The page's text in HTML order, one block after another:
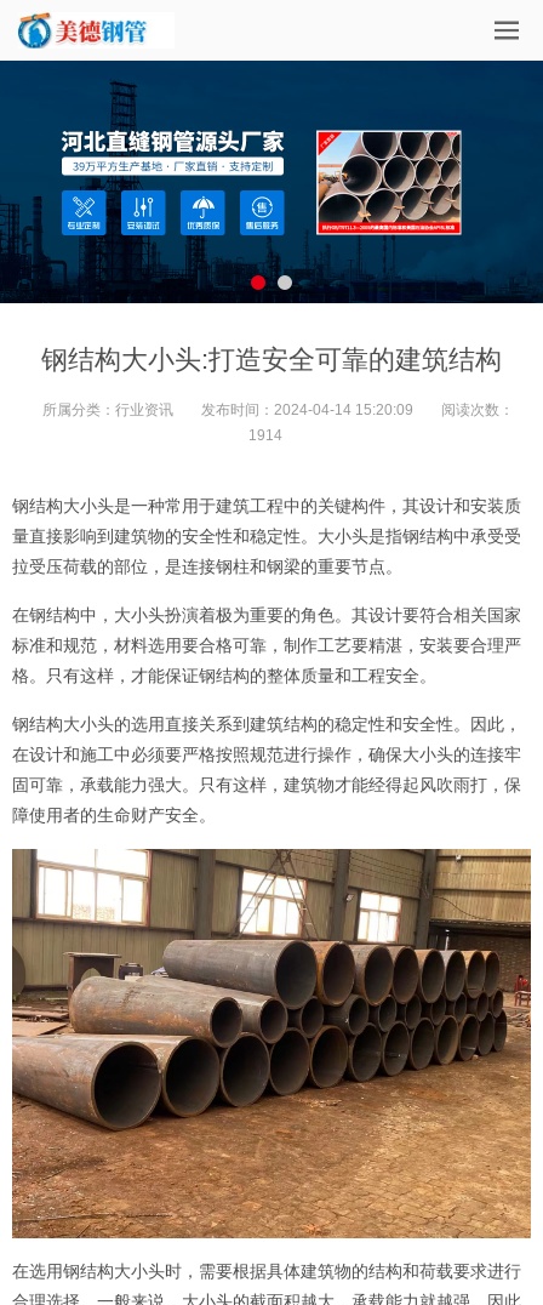
钢结构大小头:打造安全可靠的建筑结构
所属分类： 行业资讯 发布时间： 2024-04-14 15:20:09
阅读次数：
1914
钢结构大小头是一种常用于建筑工程中的关键构件，其设计和安装质
量直接影响到建筑物的安全性和稳定性。大小头是指钢结构中承受受
拉受压荷载的部位，是连接钢柱和钢梁的重要节点。
在钢结构中，大小头扮演着极为重要的角色。其设计要符合相关国家
标准和规范，材料选用要合格可靠，制作工艺要精湛，安装要合理严
格。只有这样，才能保证钢结构的整体质量和工程安全。
钢结构大小头的选用直接关系到建筑结构的稳定性和安全性。因此，
在设计和施工中必须要严格按照规范进行操作，确保大小头的连接牢
固可靠，承载能力强大。只有这样，建筑物才能经得起风吹雨打，保
障使用者的生命财产安全。
在选用钢结构大小头时，需要根据具体建筑物的结构和荷载要求进行